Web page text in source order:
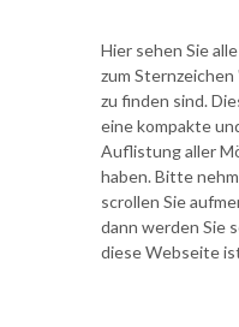
Hier sehen Sie
zum
zu finden sind.
eine kompakte
Auflistung aller
haben. Bitte
scrollen Sie
dann werden Sie
diese Webseite